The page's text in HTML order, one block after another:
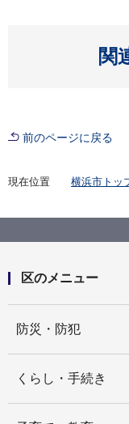
関
前のページに戻る
現在位置 横浜市トッ
こんにち
フォトニュ
2021年度
区のメニュー
防災・防犯
くらし・手続き